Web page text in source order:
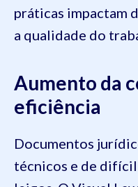
práticas impactam
a qualidade do
Aumento da
eficiência
Documentos
técnicos e de